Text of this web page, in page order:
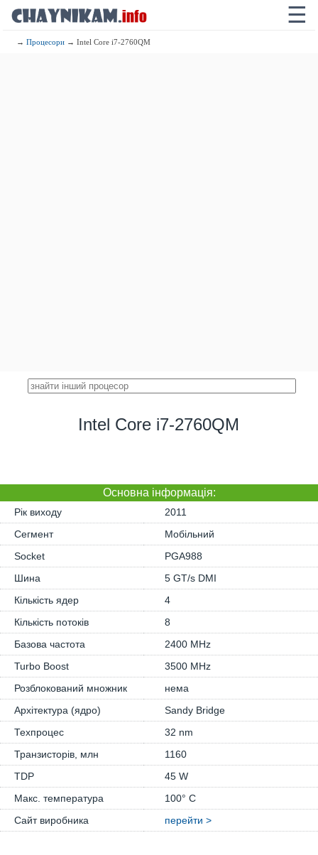
☰
→Процесори → Intel Core i7-2760QM
Intel Core i7-2760QM
Основна iнформація:
Рік виходу
2011
Сегмент
Мобільний
Socket
PGA988
Шина
5 GT/s DMI
Кількість ядер
4
Кількість потоків
8
Базова частота
2400 MHz
Turbo Boost
3500 MHz
Розблокований множник
нема
Архітектура (ядро)
Sandy Bridge
Техпроцес
32 nm
Транзисторів, млн
1160
TDP
45 W
Макс. температура
100° C
Сайт виробника
перейти >